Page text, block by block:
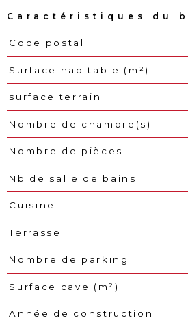
Caractéristiques du
Caractéristiques
Code postal
Surface habitable (m²)
surface terrain
Nombre de chambre(s)
Nombre de pièces
Nb de salle de bains
Cuisine
Terrasse
Nombre de parking
Surface cave (m²)
Année de construction